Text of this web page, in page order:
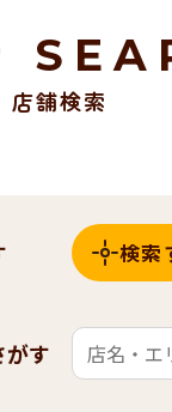
店舗検索
検索
がす